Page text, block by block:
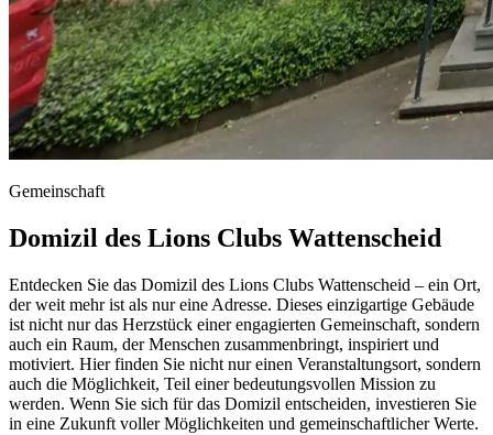
Gemeinschaft
Domizil des Lions Clubs Wattenscheid
Entdecken Sie das Domizil des Lions Clubs Wattenscheid – ein Ort,
der weit mehr ist als nur eine Adresse. Dieses einzigartige Gebäude
ist nicht nur das Herzstück einer engagierten Gemeinschaft, sondern
auch ein Raum, der Menschen zusammenbringt, inspiriert und
motiviert. Hier finden Sie nicht nur einen Veranstaltungsort, sondern
auch die Möglichkeit, Teil einer bedeutungsvollen Mission zu
werden. Wenn Sie sich für das Domizil entscheiden, investieren Sie
in eine Zukunft voller Möglichkeiten und gemeinschaftlicher Werte.